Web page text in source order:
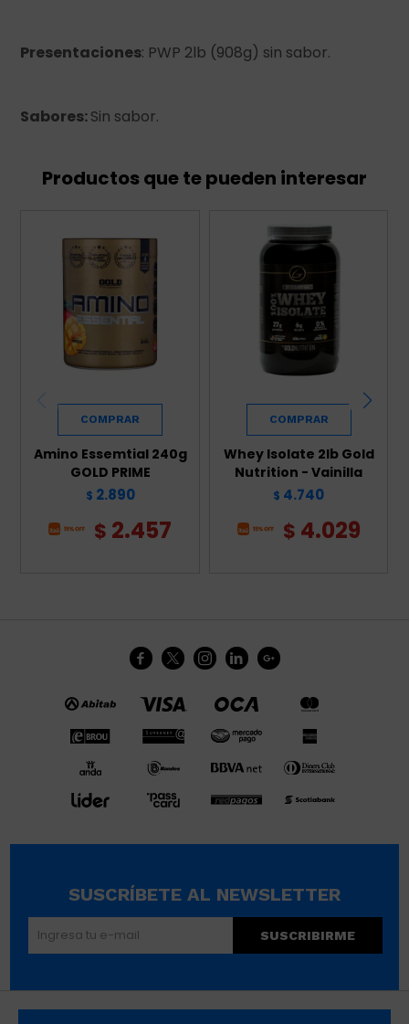
Presentaciones: PWP 2lb (908g) sin sabor.
Sabores:Sin sabor.
Productos que te pueden interesar
Amino Essemtial 240g
GOLD PRIME
$ 2.890
$ 2.457
Whey Isolate 2lb Gold
Nutrition - Vainilla
$ 4.740
$ 4.029
    
SUSCRÍBETE AL NEWSLETTER
SUSCRIBIRME